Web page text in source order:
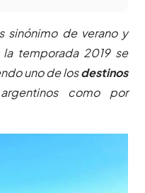
sinónimo de verano y
la temporada 2019 se
uno de losdestinos
como por